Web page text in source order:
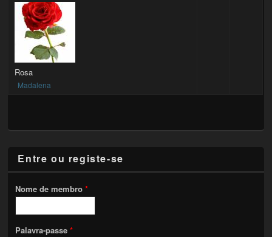
Rosa
Madalena
Entre ou registe-se
Nome de membro*
Palavra-passe*